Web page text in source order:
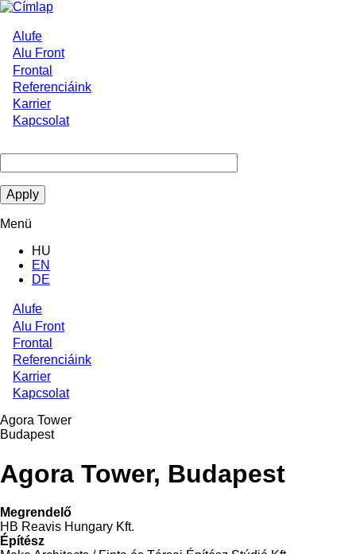
Ugrás
tartalomra
Main
navigation
Alufe
Alu Front
Frontal
Referenciáink
Karrier
Kapcsolat
Menü
HU
EN
DE
Main
navigation
Alufe
Alu Front
Frontal
Referenciáink
Karrier
Kapcsolat
Agora Tower
Budapest
Agora Tower, Budapest
Megrendelő
HB Reavis Hungary Kft.
Építész